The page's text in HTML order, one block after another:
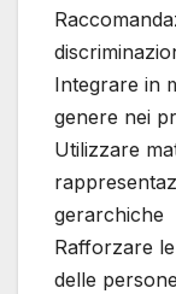
Integrare in
genere nei
Utilizzare
gerarchiche
Rafforzare
delle